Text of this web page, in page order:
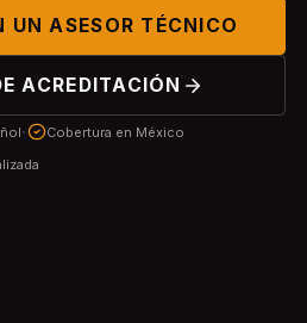
UN ASESOR TÉCNICO
ACREDITACIÓN
· Cobertura en México